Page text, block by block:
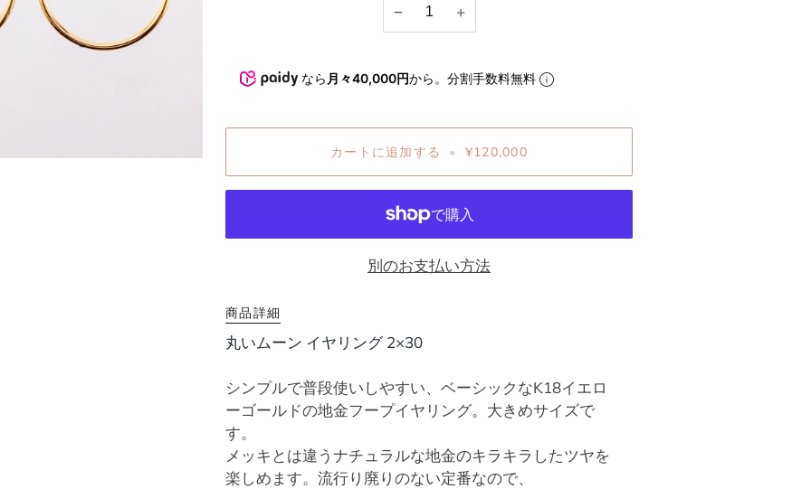
− +
なら 月々40,000円から。分割手数料無料
カートに追加する • ¥120,000
別のお支払い方法
商品詳細
丸いムーン イヤリング 2×30
シンプルで普段使いしやすい、ベーシックなK18イエロ
ーゴールドの地金フープイヤリング。大きめサイズで
す。
メッキとは違うナチュラルな地金のキラキラしたツヤを
楽しめます。流行り廃りのない定番なので、